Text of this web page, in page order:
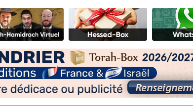
2 personnes viennent de nous rejoindre sur WhatsApp
30 personnes viennent de faire un don pour Sauvez la jambe de
Il reste 49 places pour étudier en groupe sur Zoom
12 nouvelles musiques dans Torah-Box Music
3 personnes viennent de nous rejoindre sur WhatsApp
2 personnes viennent de nous rejoindre sur WhatsApp
3 personnes viennent de nous rejoindre sur WhatsApp